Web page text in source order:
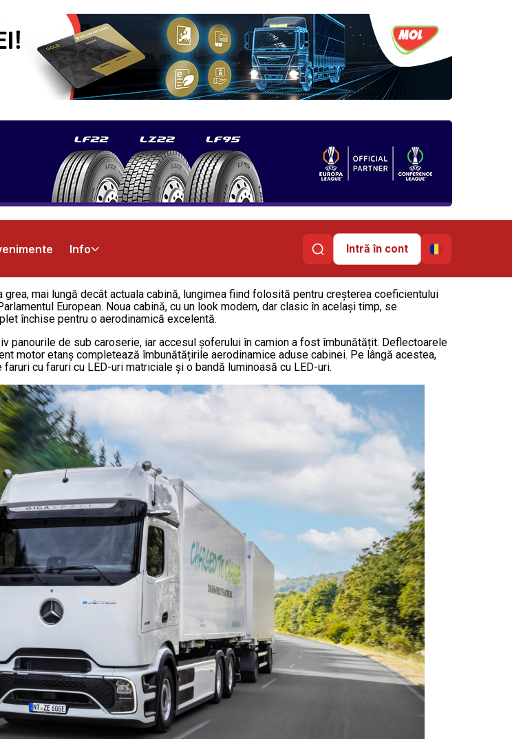
Info Intră în cont
mai lungă decât actuala cabină, lungimea fiind folosită pentru creşterea coeficientului
European. Noua cabină, cu un look modern, dar clasic în acelaşi timp, se
închise pentru o aerodinamică excelentă.
panourile de sub caroserie, iar accesul șoferului în camion a fost îmbunătățit. Deflectoarele
motor etanș completează îmbunătățirile aerodinamice aduse cabinei. Pe lângă acestea,
cu faruri cu LED-uri matriciale și o bandă luminoasă cu LED-uri.